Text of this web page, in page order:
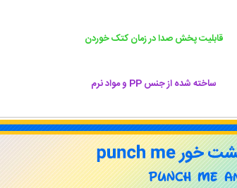
قابلیت پخش صدا در زمان کتک خوردن
ساخته شدهاز جنس PP و مواد نرم